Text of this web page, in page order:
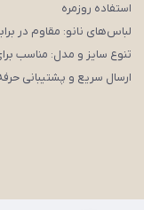
استفاده روزمره
لباس‌های نانو: مقاوم در
تنوع سایز و مدل: مناسب
ارسال سریع و پشتیبانی